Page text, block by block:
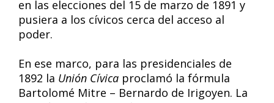
en las elecciones del 15 de marzo de 1891 y
pusiera a los cívicos cerca del acceso al
poder.
En ese marco, para las presidenciales de
1892 la Unión Cívica proclamó la fórmula
Bartolomé Mitre – Bernardo de Irigoyen. La